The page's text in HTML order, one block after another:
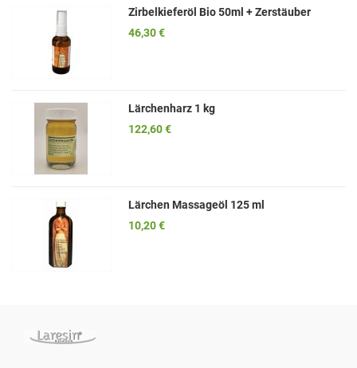
Zirbelkieferöl Bio 50ml + Zerstäuber
46,30 €
Lärchenharz 1 kg
122,60 €
Lärchen Massageöl 125 ml
10,20 €